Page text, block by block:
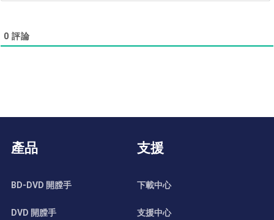
0 評論
產品
BD-DVD 開膛手
DVD 開膛手
支援
下載中心
支援中心